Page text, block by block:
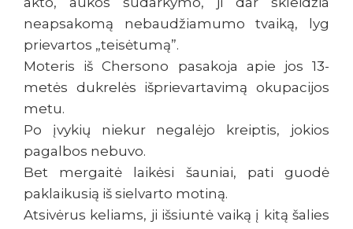
neapsakomą nebaudžiamumo tvaiką, lyg
prievartos „teisėtumą”.
Moteris iš Chersono pasakoja apie jos 13-
metės dukrelės išprievartavimą okupacijos
metu.
Po įvykių niekur negalėjo kreiptis, jokios
pagalbos nebuvo.
Bet mergaitė laikėsi šauniai, pati guodė
paklaikusią iš sielvarto motiną.
Atsivėrus keliams, ji išsiuntė vaiką į kitą šalies